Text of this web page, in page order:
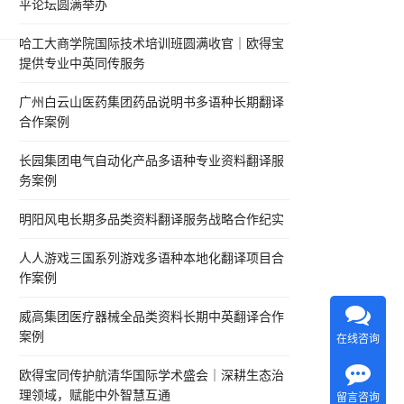
平论坛圆满举办
哈工大商学院国际技术培训班圆满收官｜欧得宝
提供专业中英同传服务
广州白云山医药集团药品说明书多语种长期翻译
合作案例
长园集团电气自动化产品多语种专业资料翻译服
务案例
明阳风电长期多品类资料翻译服务战略合作纪实
人人游戏三国系列游戏多语种本地化翻译项目合
作案例
威高集团医疗器械全品类资料长期中英翻译合作
案例
欧得宝同传护航清华国际学术盛会｜深耕生态治
理领域，赋能中外智慧互通
在线咨询
留言咨询